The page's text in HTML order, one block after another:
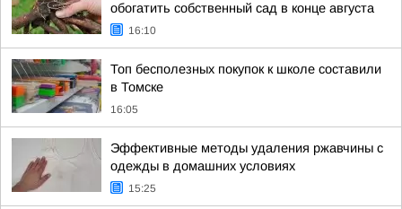
обогатить собственный сад в конце августа
16:10
Топ бесполезных покупок к школе составили
в Томске
16:05
Эффективные методы удаления ржавчины с
одежды в домашних условиях
15:25